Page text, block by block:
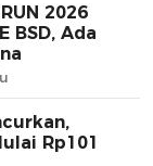
2026
BSD, Ada
Rp101